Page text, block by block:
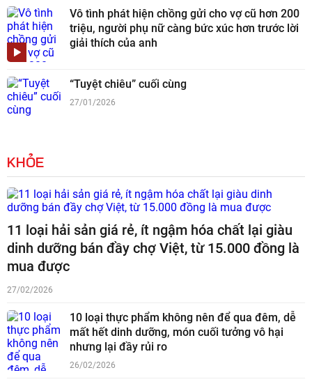
Vô tình phát hiện chồng gửi cho vợ cũ hơn 200
triệu, người phụ nữ càng bức xúc hơn trước lời
giải thích của anh
“Tuyệt chiêu” cuối cùng
27/01/2026
KHỎE
11 loại hải sản giá rẻ, ít ngậm hóa chất lại giàu
dinh dưỡng bán đầy chợ Việt, từ 15.000 đồng là
mua được
27/02/2026
10 loại thực phẩm không nên để qua đêm, dễ
mất hết dinh dưỡng, món cuối tưởng vô hại
nhưng lại đầy rủi ro
26/02/2026